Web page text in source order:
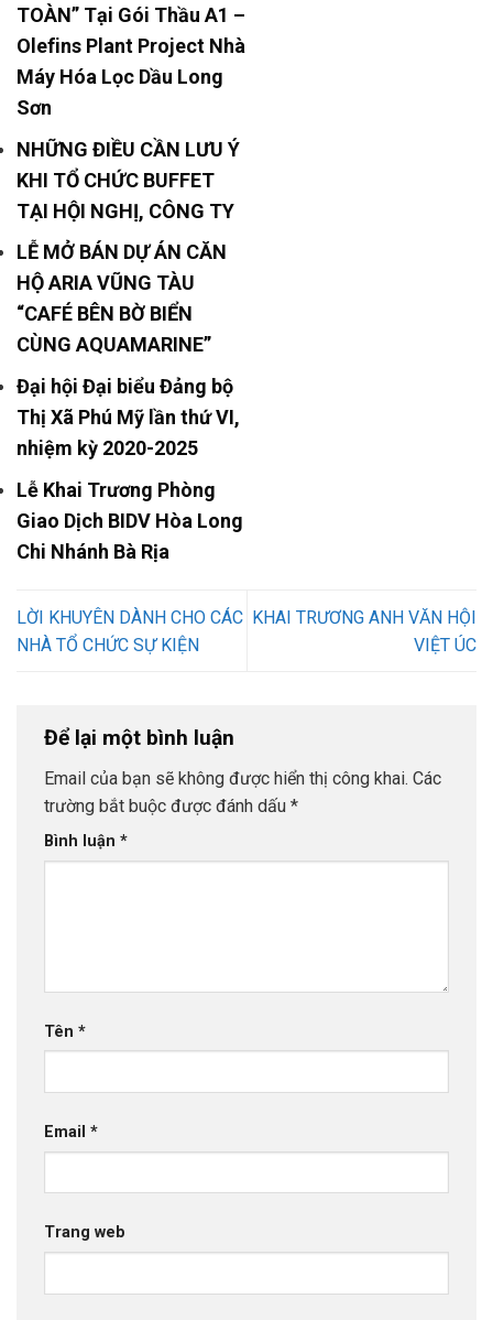
TOÀN” Tại Gói Thầu A1 –
Olefins Plant Project Nhà
Máy Hóa Lọc Dầu Long
Sơn
NHỮNG ĐIỀU CẦN LƯU Ý
KHI TỔ CHỨC BUFFET
TẠI HỘI NGHỊ, CÔNG TY
LỄ MỞ BÁN DỰ ÁN CĂN
HỘ ARIA VŨNG TÀU
“CAFÉ BÊN BỜ BIỂN
CÙNG AQUAMARINE”
Đại hội Đại biểu Đảng bộ
Thị Xã Phú Mỹ lần thứ VI,
nhiệm kỳ 2020-2025
Lễ Khai Trương Phòng
Giao Dịch BIDV Hòa Long
Chi Nhánh Bà Rịa
LỜI KHUYÊN DÀNH CHO CÁC
NHÀ TỔ CHỨC SỰ KIỆN
KHAI TRƯƠNG ANH VĂN HỘI
VIỆT ÚC
Để lại một bình luận
Email của bạn sẽ không được hiển thị công khai. Các
trường bắt buộc được đánh dấu *
Bình luận *
Tên *
Email *
Trang web